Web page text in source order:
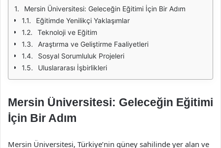
Mersin Üniversitesi: Geleceğin Eğitimi İçin Bir Adım
Eğitimde Yenilikçi Yaklaşımlar
Teknoloji ve Eğitim
Araştırma ve Geliştirme Faaliyetleri
Sosyal Sorumluluk Projeleri
Uluslararası İşbirlikleri
Mersin Üniversitesi: Geleceğin Eğitimi
İçin Bir Adım
Mersin Üniversitesi, Türkiye’nin güney sahilinde yer alan ve